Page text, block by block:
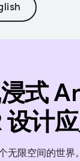
式
设计
无限空间的世界